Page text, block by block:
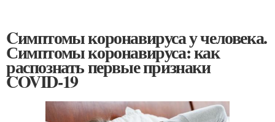
Cимптомы коронавируса у человека.
Симптомы коронавируса: как
распознать первые признаки
COVID-19